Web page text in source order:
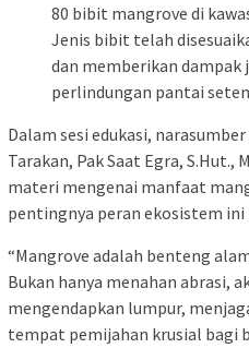
80 bibit mangrove di
Jenis bibit telah
dan memberikan dampak
perlindungan pantai
Dalam sesi edukasi,
Tarakan, Pak Saat Egra, S.Hut.,
materi mengenai manfaat
pentingnya peran ekosistem ini
“Mangrove adalah benteng
Bukan hanya menahan abrasi,
mengendapkan lumpur,
tempat pemijahan krusial bagi